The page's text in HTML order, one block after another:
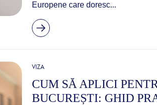
Europene care doresc...
VIZA
CUM SĂ APLICI
BUCUREȘTI: GHID